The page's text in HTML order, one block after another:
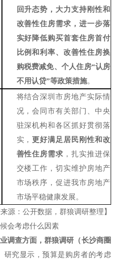
回升态势，大力支持刚性和
改善性住房需求，进一步落
实好降低购买首套住房首付
比例和利率、改善性住房换
购税费减免、个人住房“认房
不用认贷”等政策措施。
将结合深圳市房地产实际情
况，会同市有关部门、中央
驻深机构和各区抓好贯彻落
实，更好满足居民刚性和改
善性住房需求 ，扎实推进保
交楼工作，切实维护房地产
市场秩序，促进我市房地产
市场平稳健康发展。
源： 公开数据， 群狼调研整理】
会考虑什么因素
调查方面，群狼调研（长沙商圈
研究显示，预算是购房者的考虑